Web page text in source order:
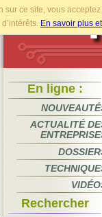
sur ce site, vous
En savoir plus
En ligne :
ACTUALITÉ
Rechercher